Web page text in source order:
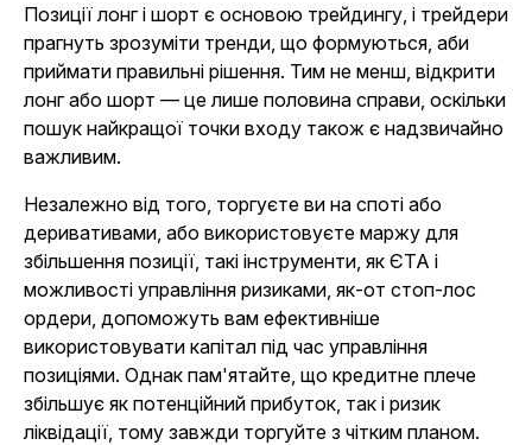
Позиції лонг і шорт є основою трейдингу, і трейдери
прагнуть зрозуміти тренди, що формуються, аби
приймати правильні рішення. Тим не менш, відкрити
лонг або шорт — це лише половина справи, оскільки
пошук найкращої точки входу також є надзвичайно
важливим.
Незалежно від того, торгуєте ви на споті або
деривативами, або використовуєте маржу для
збільшення позиції, такі інструменти, як ЄТА і
можливості управління ризиками, як-от стоп-лос
ордери, допоможуть вам ефективніше
використовувати капітал під час управління
позиціями. Однак пам'ятайте, що кредитне плече
збільшує як потенційний прибуток, так і ризик
ліквідації, тому завжди торгуйте з чітким планом.